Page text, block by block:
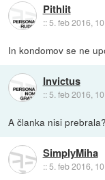
Pithlit
::5. feb 2016,
In kondomov se ne
Invictus
:: 5. feb 2016,
A članka nisi
SimplyMiha
::5. feb 2016,